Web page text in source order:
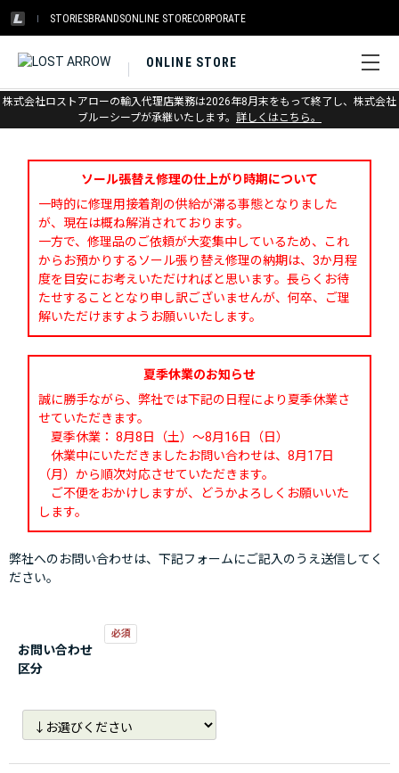
STORIESBRANDSONLINE STORECORPORATE
ONLINE STORE
株式会社ロストアローの輸入代理店業務は2026年8月末をもって終了し、株式会社
ブルーシープが承継いたします。 詳しくはこちら。
お問い合わせ
ソール張替え修理の仕上がり時期について
一時的に修理用接着剤の供給が滞る事態となりました
が、現在は概ね解消されております。
一方で、修理品のご依頼が大変集中しているため、これ
からお預かりするソール張り替え修理の納期は、3か月程
度を目安にお考えいただければと思います。長らくお待
たせすることとなり申し訳ございませんが、何卒、ご理
解いただけますようお願いいたします。
夏季休業のお知らせ
誠に勝手ながら、弊社では下記の日程により夏季休業さ
せていただきます。
夏季休業： 8月8日（土）～8月16日（日）
休業中にいただきましたお問い合わせは、8月17日
（月）から順次対応させていただきます。
ご不便をおかけしますが、どうかよろしくお願いいた
します。
弊社へのお問い合わせは、下記フォームにご記入のうえ送信してく
ださい。
お問い合わせ
区分